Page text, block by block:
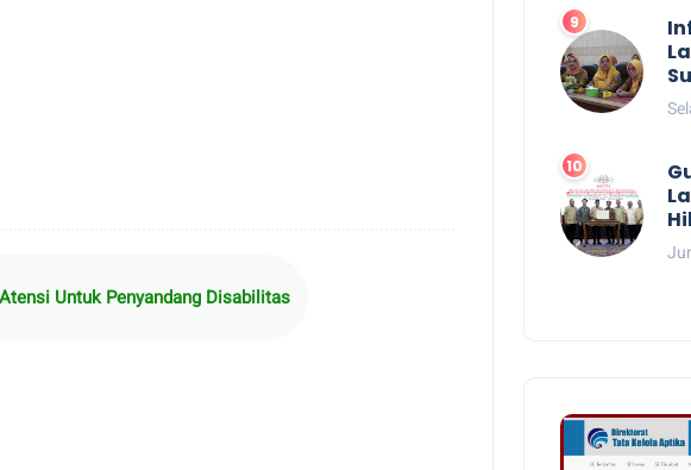
Untuk Penyandang Disabilitas